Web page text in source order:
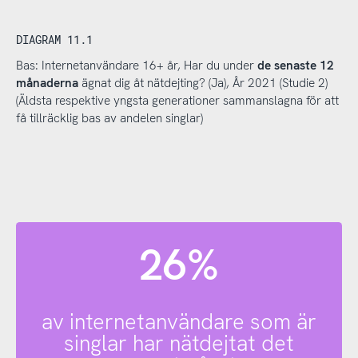
DIAGRAM 11.1
Bas: Internetanvändare 16+ år, Har du under de senaste 12
månadernaägnat dig åt nätdejting? (Ja), År 2021 (Studie 2)
(Äldsta respektive yngsta generationer sammanslagna för att
få tillräcklig bas av andelen singlar)
26%
av internetanvändare som är
singlar har nätdejtat det